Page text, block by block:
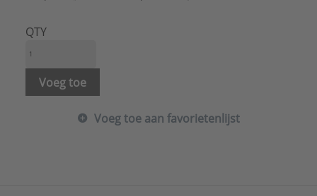
Nom. diameter aansluiting 1:
Onbehandeld
Oppervlaktebescherming aansluiting 1:
Onbehandeld
Sleutelwijdte wartel:
22 mm
QTY
Voeg toe
Voeg toe aan favorietenlijst